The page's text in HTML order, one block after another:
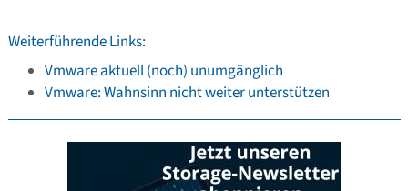
Weiterführende Links:
Vmware aktuell (noch) unumgänglich
Vmware: Wahnsinn nicht weiter unterstützen